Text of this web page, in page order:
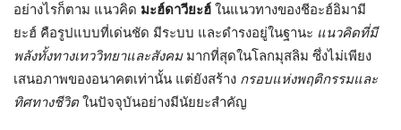
อย่างไรก็ตาม แนวคิด มะฮ์ดาวียะฮ์ ในแนวทางของชีอะฮ์อิมามี
ยะฮ์ คือรูปแบบที่เด่นชัด มีระบบ และดำรงอยู่ในฐานะ แนวคิดที่มี
พลังทั้งทางเทววิทยาและสังคมมากที่สุดในโลกมุสลิม ซึ่งไม่เพียง
เสนอภาพของอนาคตเท่านั้น แต่ยังสร้าง กรอบแห่งพฤติกรรมและ
ทิศทางชีวิต ในปัจจุบันอย่างมีนัยยะสำคัญ